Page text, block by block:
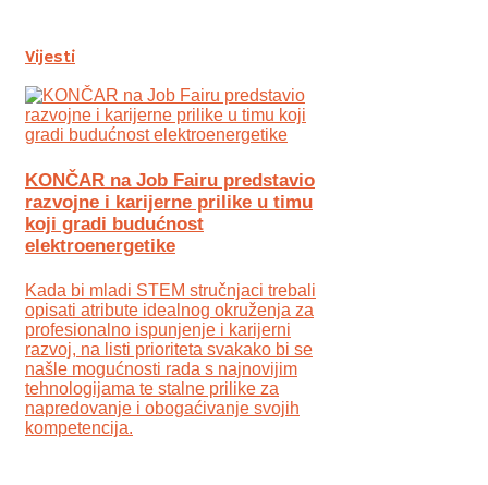
Vijesti
KONČAR na Job Fairu predstavio
razvojne i karijerne prilike u timu
koji gradi budućnost
elektroenergetike
Kada bi mladi STEM stručnjaci trebali
opisati atribute idealnog okruženja za
profesionalno ispunjenje i karijerni
razvoj, na listi prioriteta svakako bi se
našle mogućnosti rada s najnovijim
tehnologijama te stalne prilike za
napredovanje i obogaćivanje svojih
kompetencija.